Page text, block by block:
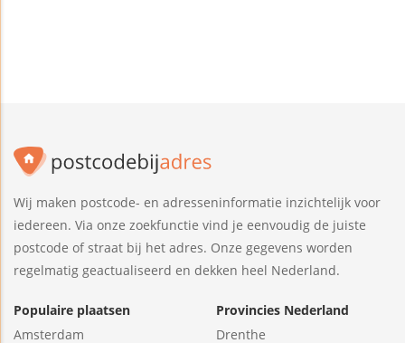
Wij maken postcode- en adresseninformatie inzichtelijk voor
iedereen. Via onze zoekfunctie vind je eenvoudig de juiste
postcode of straat bij het adres. Onze gegevens worden
regelmatig geactualiseerd en dekken heel Nederland.
Populaire plaatsen
Amsterdam
Provincies Nederland
Drenthe